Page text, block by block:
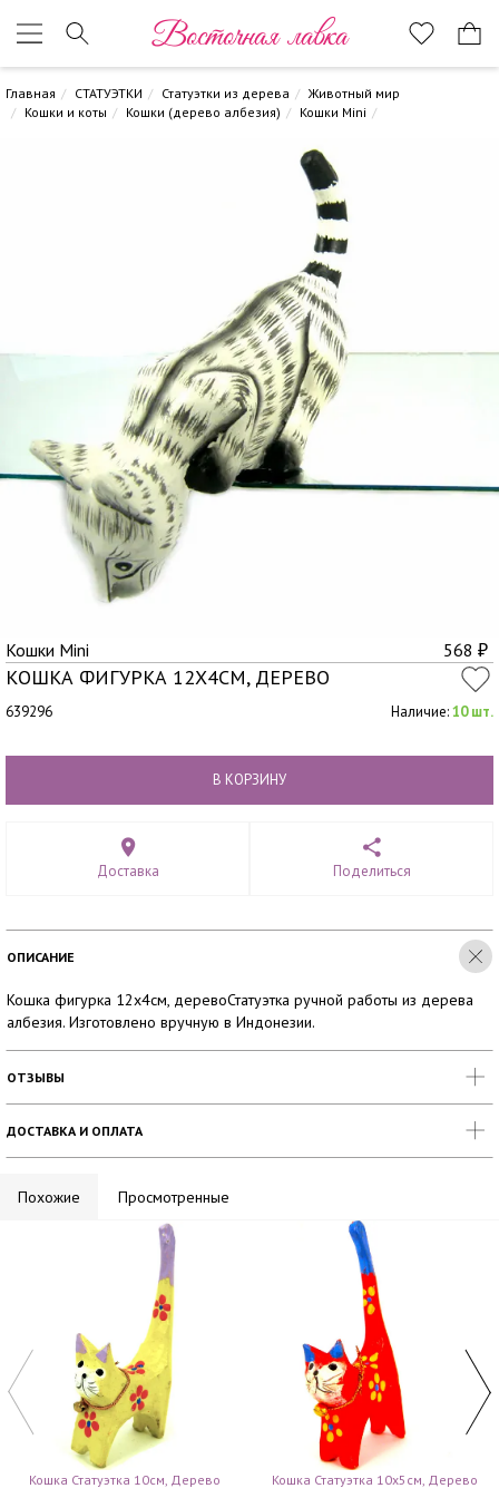
Восточная лавка
Главная СТАТУЭТКИ Статуэтки из дерева
Животный мир
Кошки и коты
Кошки (дерево албезия) Кошки Mini
Кошки Mini 568 ₽
КОШКА ФИГУРКА 12Х4СМ, ДЕРЕВО
639296 Наличие:10 шт.
В КОРЗИНУ
Доставка Поделиться
ОПИСАНИЕ
Кошка фигурка 12х4см, деревоСтатуэтка ручной работы из дерева
албезия. Изготовлено вручную в Индонезии.
ОТЗЫВЫ
ДОСТАВКА И ОПЛАТА
Похожие Просмотренные
Кошка Статуэтка 10см, Дерево Кошка Статуэтка 10х5см, Дерево